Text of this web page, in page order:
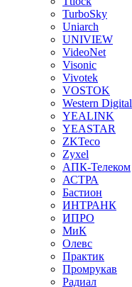
TurboSky
Uniarch
UNIVIEW
VideoNet
Visonic
Vivotek
VOSTOK
Western Digital
YEALINK
YEASTAR
ZKTeco
Zyxel
АПК-Телеком
АСТРА
Бастион
ИНТРАНК
ИПРО
МиК
Олевс
Практик
Промрукав
Радиал